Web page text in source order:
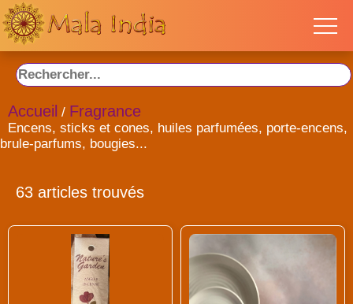
Accueil / Fragrance
Encens, sticks et cones, huiles parfumées, porte-encens,
brule-parfums, bougies...
63 articles trouvés